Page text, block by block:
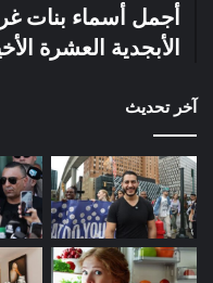
أجمل أسماء بنات
الأبجدية العشرة
آخر تحديث